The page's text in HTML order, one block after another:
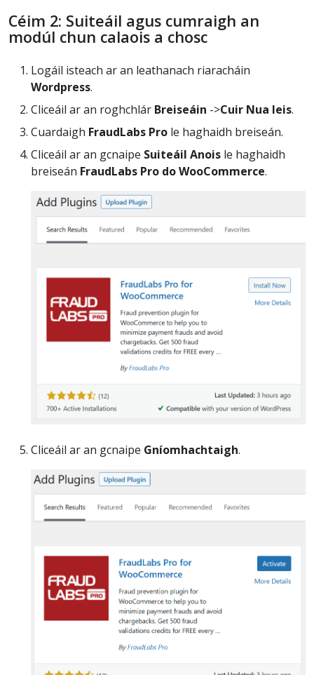
Céim 2: Suiteáil agus cumraigh an
modúl chun calaois a chosc
Logáil isteach ar an leathanach riaracháin
Wordpress.
Cliceáil ar an roghchlár Breiseáin ->Cuir Nua leis.
Cuardaigh FraudLabs Pro le haghaidh breiseán.
Cliceáil ar an gcnaipe Suiteáil Anois le haghaidh
breiseán FraudLabs Pro do WooCommerce.
Cliceáil ar an gcnaipe Gníomhachtaigh.